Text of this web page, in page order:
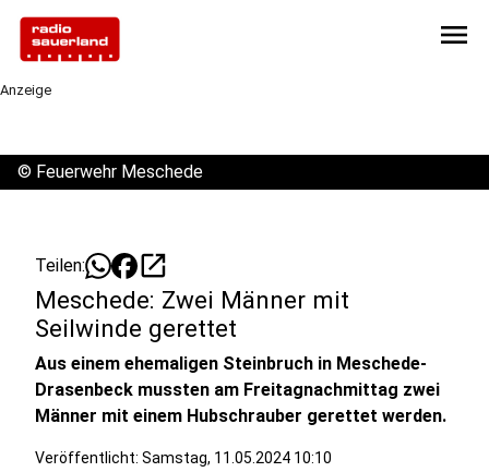
menu
Anzeige
© Feuerwehr Meschede
Teilen: open_in_new
Meschede: Zwei Männer mit
Seilwinde gerettet
Aus einem ehemaligen Steinbruch in Meschede-
Drasenbeck mussten am Freitagnachmittag zwei
Männer mit einem Hubschrauber gerettet werden.
Veröffentlicht: Samstag, 11.05.2024 10:10